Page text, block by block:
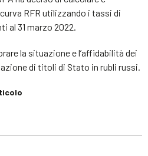
RFR utilizzando i tassi di
al 31 marzo 2022.
la situazione e l’affidabilità dei
di titoli di Stato in rubli russi.